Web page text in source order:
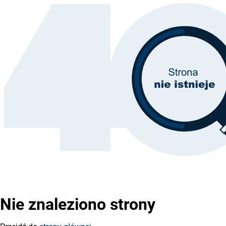
Nie znaleziono strony